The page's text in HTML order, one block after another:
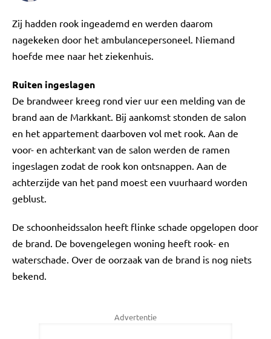
Zij hadden rook ingeademd en werden daarom
nagekeken door het ambulancepersoneel. Niemand
hoefde mee naar het ziekenhuis.
Ruiten ingeslagen
De brandweer kreeg rond vier uur een melding van de
brand aan de Markkant. Bij aankomst stonden de salon
en het appartement daarboven vol met rook. Aan de
voor- en achterkant van de salon werden de ramen
ingeslagen zodat de rook kon ontsnappen. Aan de
achterzijde van het pand moest een vuurhaard worden
geblust.
De schoonheidssalon heeft flinke schade opgelopen door
de brand. De bovengelegen woning heeft rook- en
waterschade. Over de oorzaak van de brand is nog niets
bekend.
Advertentie